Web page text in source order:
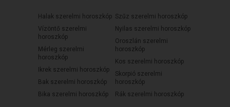
Halak szerelmi horoszkóp
Vízöntő szerelmi
horoszkóp
Mérleg szerelmi
horoszkóp
Ikrek szerelmi horoszkóp
Bak szerelmi horoszkóp
Bika szerelmi horoszkóp
Szűz szerelmi horoszkóp
Nyilas szerelmi horoszkóp
Oroszlán szerelmi
horoszkóp
Kos szerelmi horoszkóp
Skorpió szerelmi
horoszkóp
Rák szerelmi horoszkóp